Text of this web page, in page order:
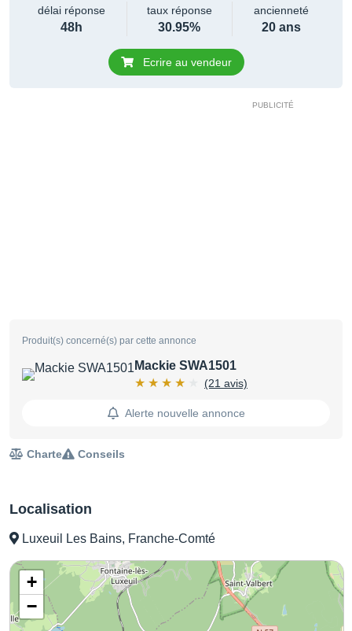
Localisation
Luxeuil Les Bains, Franche-Comté
+
−
délai réponse
48h
taux réponse
30.95%
ancienneté
20 ans
Ecrire au vendeur
Produit(s) concerné(s) par cette annonce
Mackie SWA1501
(21 avis)
Alerte nouvelle annonce
Charte Conseils